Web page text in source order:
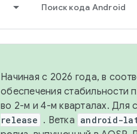
Поиск кода Android
Начиная с 2026 года, в
обеспечения стабильности
во 2-м и 4-м кварталах. Для
release . Ветка android-